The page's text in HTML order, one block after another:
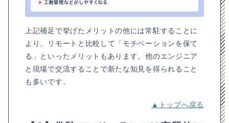
上記補足で挙げたメリットの他には常駐することに
より、リモートと比較して「モチベーションを保て
る」といったメリットもあります。他のエンジニア
と現場で交流することで新たな知見を得られること
も多いです。
▲トップへ戻る